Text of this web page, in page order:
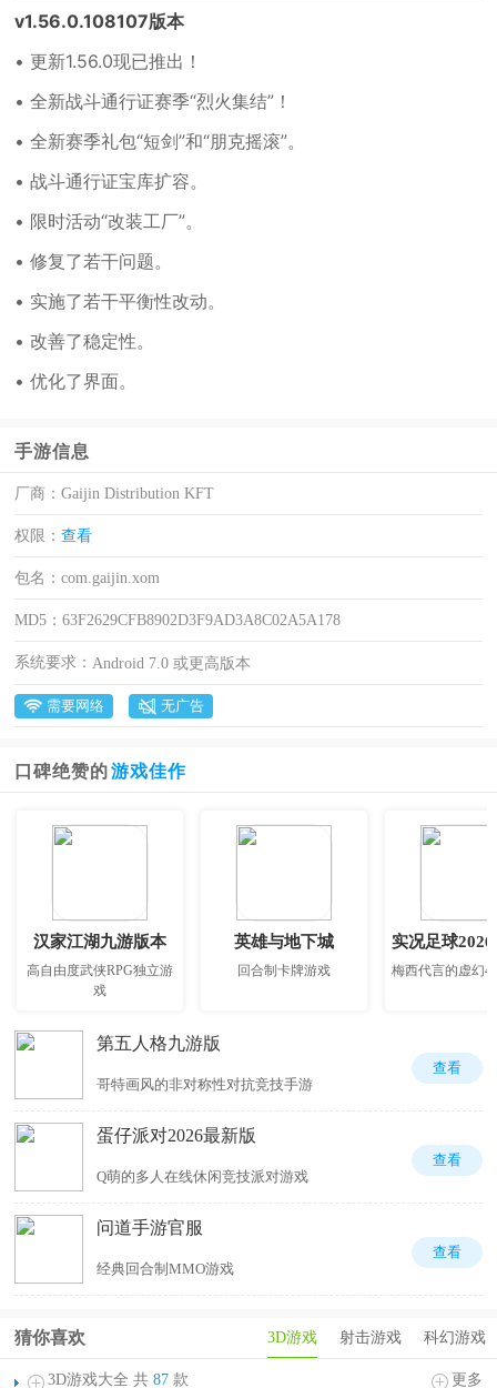
v1.56.0.108107版本
• 更新1.56.0现已推出！
• 全新战斗通行证赛季“烈火集结”！
• 全新赛季礼包“短剑”和“朋克摇滚”。
• 战斗通行证宝库扩容。
• 限时活动“改装工厂”。
• 修复了若干问题。
• 实施了若干平衡性改动。
• 改善了稳定性。
• 优化了界面。
手游信息
厂商：Gaijin Distribution KFT
权限：查看
包名：com.gaijin.xom
MD5：63F2629CFB8902D3F9AD3A8C02A5A178
系统要求： Android 7.0 或更高版本
需要网络 无广告
口碑绝赞的 游戏佳作
汉家江湖九游版本
高自由度武侠RPG独立游
戏
英雄与地下城
回合制卡牌游戏
实况足球
梅西代言的虚幻4
第五人格九游版
哥特画风的非对称性对抗竞技手游
查看
蛋仔派对2026最新版
Q萌的多人在线休闲竞技派对游戏
查看
问道手游官服
经典回合制MMO游戏
查看
3D游戏 射击游戏 科幻游戏
猜你喜欢
3D游戏大全 共 87 款 更多